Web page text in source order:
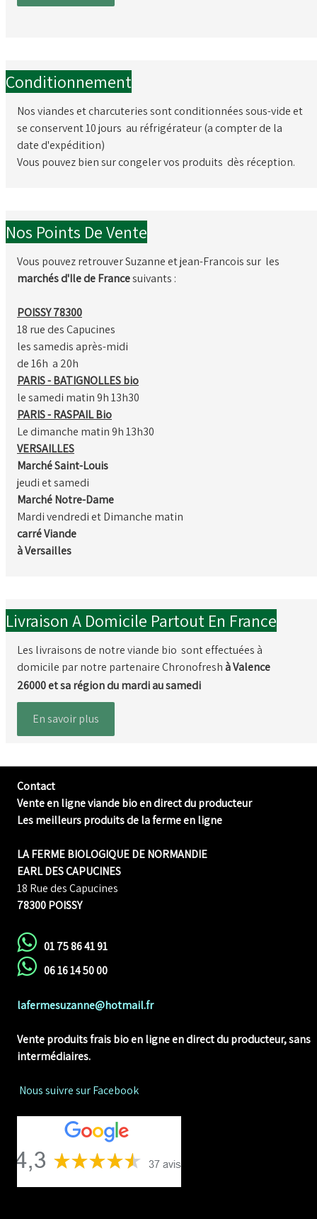
Conditionnement
Nos viandes et charcuteries sont conditionnées sous-vide et
se conservent 10 jours au réfrigérateur (a compter de la
date d'expédition)
Vous pouvez bien sur congeler vos produits dès réception.
Nos Points De Vente
Vous pouvez retrouver Suzanne et jean-Francois sur les
marchés d'Ile de Francesuivants :
POISSY 78300
18 rue des Capucines
les samedis après-midi
de 16h a 20h
PARIS - BATIGNOLLES bio
le samedi matin 9h 13h30
PARIS - RASPAIL Bio
Le dimanche matin 9h 13h30
VERSAILLES
Marché Saint-Louis
jeudi et samedi
Marché Notre-Dame
Mardi vendredi et Dimanche matin
carré Viande
à Versailles
Livraison A Domicile Partout En France
Les livraisons de notre viande bio sont effectuées à
domicile par notre partenaire Chronofreshà Valence
26000 et sa régiondu mardi au samedi
En savoir plus
Contact
Vente en ligne viande bio en direct du producteur
Les meilleurs produits de la ferme en ligne
LA FERME BIOLOGIQUE DE NORMANDIE
EARL DES CAPUCINES
18 Rue des Capucines
78300 POISSY
01 75 86 41 91
06 16 14 50 00
lafermesuzanne@hotmail.fr
Vente produits frais bio en ligneen direct du producteur, sans
intermédiaires.
Nous suivre sur Facebook